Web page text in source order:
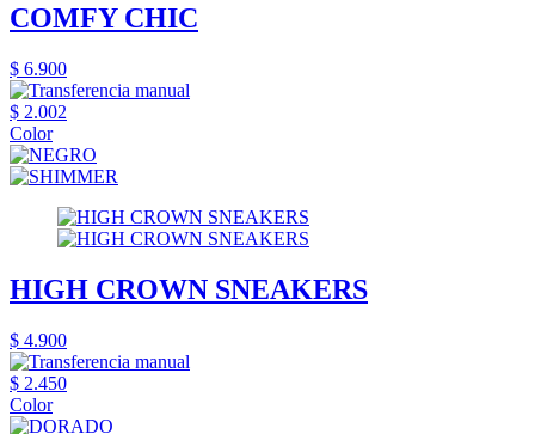
COMFY CHIC
$ 6.900
$ 2.002
Color
HIGH CROWN SNEAKERS
$ 4.900
$ 2.450
Color